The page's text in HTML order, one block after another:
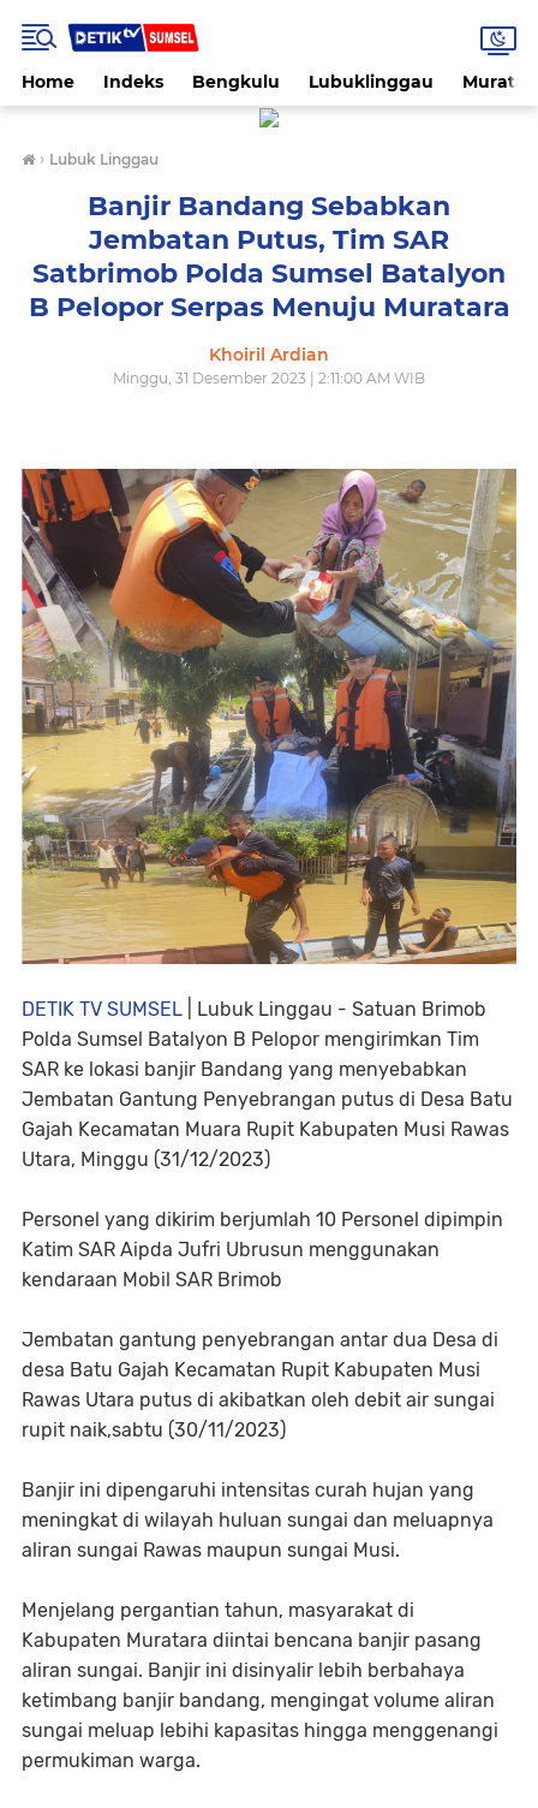
Home Indeks Bengkulu Lubuklinggau
› Lubuk Linggau
Banjir Bandang Sebabkan
Jembatan Putus, Tim SAR
Satbrimob Polda Sumsel Batalyon
B Pelopor Serpas Menuju Muratara
Khoiril Ardian
Minggu, 31 Desember 2023 | 2:11:00 AM WIB
DETIK TV SUMSEL | Lubuk Linggau - Satuan Brimob
Polda Sumsel Batalyon B Pelopor mengirimkan Tim
SAR ke lokasi banjir Bandang yang menyebabkan
Jembatan Gantung Penyebrangan putus di Desa Batu
Gajah Kecamatan Muara Rupit Kabupaten Musi Rawas
Utara, Minggu (31/12/2023)
Personel yang dikirim berjumlah 10 Personel dipimpin
Katim SAR Aipda Jufri Ubrusun menggunakan
kendaraan Mobil SAR Brimob
Jembatan gantung penyebrangan antar dua Desa di
desa Batu Gajah Kecamatan Rupit Kabupaten Musi
Rawas Utara putus di akibatkan oleh debit air sungai
rupit naik,sabtu (30/11/2023)
Banjir ini dipengaruhi intensitas curah hujan yang
meningkat di wilayah huluan sungai dan meluapnya
aliran sungai Rawas maupun sungai Musi.
Menjelang pergantian tahun, masyarakat di
Kabupaten Muratara diintai bencana banjir pasang
aliran sungai. Banjir ini disinyalir lebih berbahaya
ketimbang banjir bandang, mengingat volume aliran
sungai meluap lebihi kapasitas hingga menggenangi
permukiman warga.